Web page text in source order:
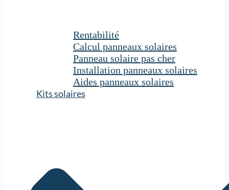
Rentabilité
Calcul panneaux solaires
Panneau solaire pas cher
Installation panneaux solaires
Aides panneaux solaires
Kits solaires